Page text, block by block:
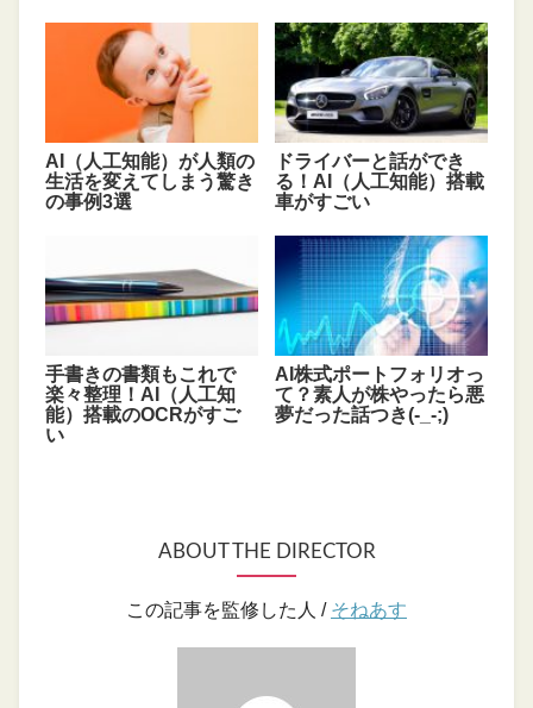
AI（人工知能）が人類の
生活を変えてしまう驚き
の事例3選
ドライバーと話ができ
る！AI（人工知能）搭載
車がすごい
手書きの書類もこれで
楽々整理！AI（人工知
能）搭載のOCRがすご
い
AI株式ポートフォリオっ
て？素人が株やったら悪
夢だった話つき(-_-;)
ABOUT THE DIRECTOR
この記事を監修した人 / そねあす